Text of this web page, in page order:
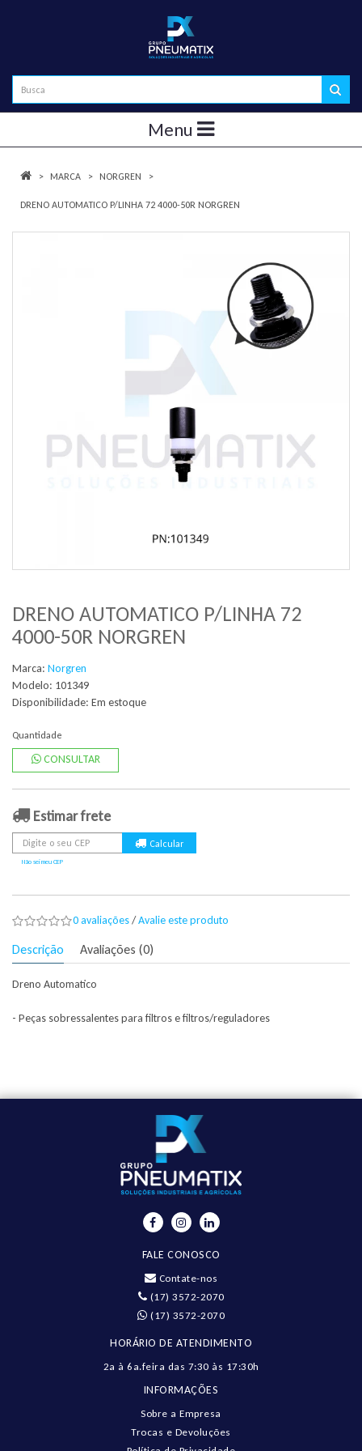
Menu
MARCA NORGREN
DRENO AUTOMATICO P/LINHA 72 4000-50R NORGREN
DRENO AUTOMATICO P/LINHA 72
4000-50R NORGREN
Marca: Norgren
Modelo: 101349
Disponibilidade: Em estoque
Quantidade
CONSULTAR
Estimar frete
Não sei meu CEP
0 avaliações/Avalie este produto
Descrição Avaliações (0)
Dreno Automatico
- Peças sobressalentes para filtros e filtros/reguladores
FALE CONOSCO
Contate-nos
(17) 3572-2070
(17) 3572-2070
HORÁRIO DE ATENDIMENTO
2a à 6a.feira das 7:30 às 17:30h
INFORMAÇÕES
Sobre a Empresa
Trocas e Devoluções